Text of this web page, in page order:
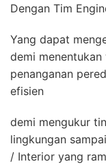
Dengan Tim
Yang dapat
demi
penanganan
efisien
demi mengukur
lingkungan
/ Interior yang